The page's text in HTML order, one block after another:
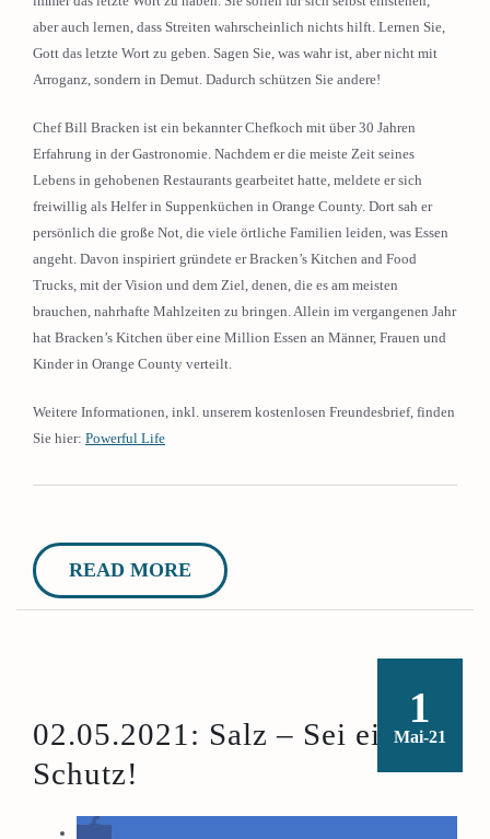
aber auch lernen, dass Streiten wahrscheinlich nichts hilft. Lernen Sie,
Gott das letzte Wort zu geben. Sagen Sie, was wahr ist, aber nicht mit
Arroganz, sondern in Demut. Dadurch schützen Sie andere!
Chef Bill Bracken ist ein bekannter Chefkoch mit über 30 Jahren
Erfahrung in der Gastronomie. Nachdem er die meiste Zeit seines
Lebens in gehobenen Restaurants gearbeitet hatte, meldete er sich
freiwillig als Helfer in Suppenküchen in Orange County. Dort sah er
persönlich die große Not, die viele örtliche Familien leiden, was Essen
angeht. Davon inspiriert gründete er Bracken’s Kitchen and Food
Trucks, mit der Vision und dem Ziel, denen, die es am meisten
brauchen, nahrhafte Mahlzeiten zu bringen. Allein im vergangenen Jahr
hat Bracken’s Kitchen über eine Million Essen an Männer, Frauen und
Kinder in Orange County verteilt.
Weitere Informationen, inkl. unserem kostenlosen Freundesbrief, finden
Sie hier: Powerful Life
READ MORE
1
Mai-21
02.05.2021: Salz – Sei ein
Schutz!